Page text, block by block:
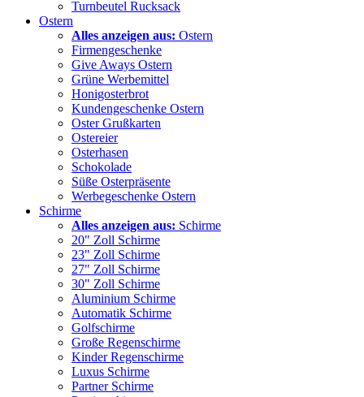
Turnbeutel Rucksack
Ostern
Alles anzeigen aus: Ostern
Firmengeschenke
Give Aways Ostern
Grüne Werbemittel
Honigosterbrot
Kundengeschenke Ostern
Oster Grußkarten
Ostereier
Osterhasen
Schokolade
Süße Osterpräsente
Werbegeschenke Ostern
Schirme
Alles anzeigen aus: Schirme
20" Zoll Schirme
23" Zoll Schirme
27" Zoll Schirme
30" Zoll Schirme
Aluminium Schirme
Automatik Schirme
Golfschirme
Große Regenschirme
Kinder Regenschirme
Luxus Schirme
Partner Schirme